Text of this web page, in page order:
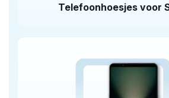
Telefoonhoesjes voor